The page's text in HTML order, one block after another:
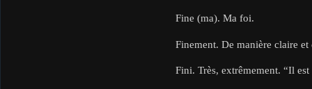
Fine (ma). Ma foi.
Finement. De manière claire et
Fini. Très, extrêmement. “Il